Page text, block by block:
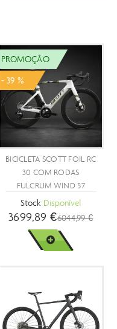
BICICLETA SCOTT
RC ULTIMATE
Stock Disponível
11999,99 €
VER MAIS